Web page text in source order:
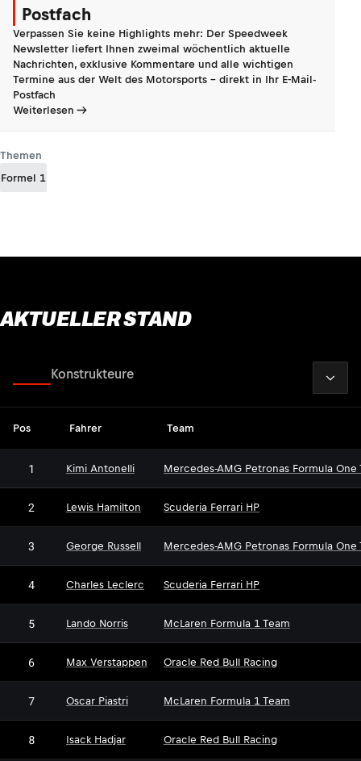
Postfach
Verpassen Sie keine Highlights mehr: Der Speedweek
Newsletter liefert Ihnen zweimal wöchentlich aktuelle
Nachrichten, exklusive Kommentare und alle wichtigen
Termine aus der Welt des Motorsports - direkt in Ihr E-Mail-
Postfach
Weiterlesen
Themen
Formel 1
AKTUELLER STAND
Konstrukteure
Pos Fahrer Team
1 Kimi Antonelli Mercedes-AMG Petronas Formula One
2 Lewis Hamilton Scuderia Ferrari HP
3 George Russell Mercedes-AMG Petronas Formula One
4 Charles Leclerc Scuderia Ferrari HP
5 Lando Norris McLaren Formula 1 Team
6 Max Verstappen Oracle Red Bull Racing
7 Oscar Piastri McLaren Formula 1 Team
8 Isack Hadjar Oracle Red Bull Racing